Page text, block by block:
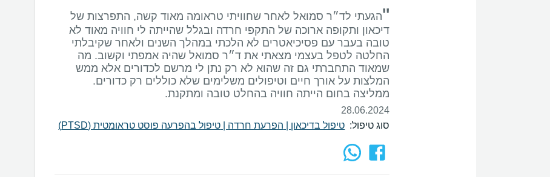
''הגעתי לד״ר סמואל לאחר שחוויתי טראומה מאוד קשה, התפרצות של
דיכאון ותקופה ארוכה של התקפי חרדה ובגלל שהייתה לי חוויה מאוד לא
טובה בעבר עם פסיכיאטרים לא הלכתי במהלך השנים ולאחר שקיבלתי
החלטה לטפל בעצמי מצאתי את ד״ר סמואל שהיה אמפתי וקשוב. מה
שמאוד התחברתי גם זה שהוא לא רק נתן לי מרשם לכדורים אלא ממש
ממליצה בחום הייתה חוויה בהחלט טובה ומתקנת.
28.06.2024
סוג טיפול: טיפול בדיכאון הפרעת חרדה טיפול בהפרעה פוסט טראומטית (PTSD)